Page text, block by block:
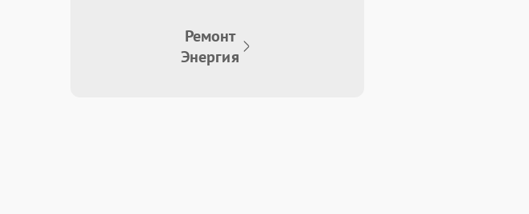
Ремонт
Энергия